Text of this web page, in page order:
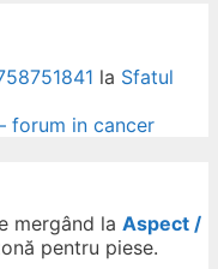
la Sfatul
forum in cancer
mergând la Aspect /
pentru piese.